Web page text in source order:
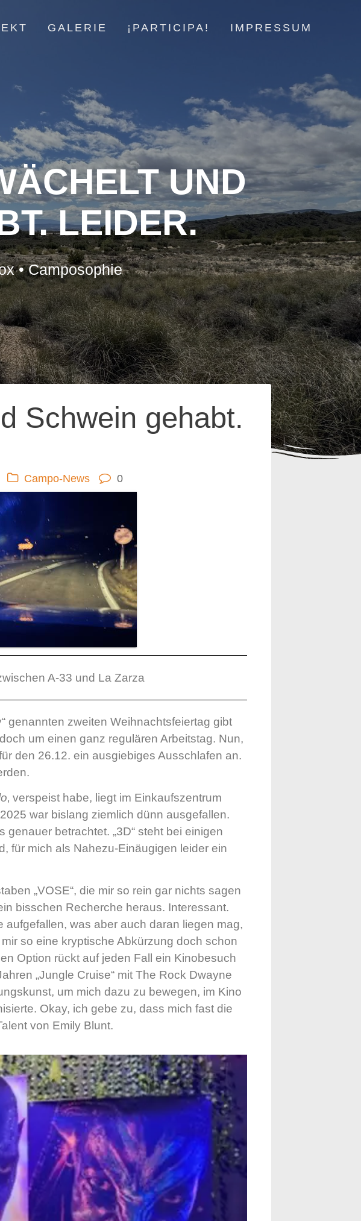
GALERIE ¡PARTICIPA! IMPRESSUM
UND
LEIDER.
• Camposophie
Schwein gehabt.
Campo-News 0
A-33 und La Zarza
genannten zweiten Weihnachtsfeiertag gibt
um einen ganz regulären Arbeitstag. Nun,
den 26.12. ein ausgiebiges Ausschlafen an.
‚ verspeist habe, liegt im Einkaufszentrum
war bislang ziemlich dünn ausgefallen.
betrachtet. „3D“ steht bei einigen
für mich als Nahezu-Einäugigen leider ein
„VOSE“, die mir so rein gar nichts sagen
bisschen Recherche heraus. Interessant.
was aber auch daran liegen mag,
so eine kryptische Abkürzung doch schon
Option rückt auf jeden Fall ein Kinobesuch
„Jungle Cruise“ mit The Rock Dwayne
um mich dazu zu bewegen, im Kino
Okay, ich gebe zu, dass mich fast die
von Emily Blunt.